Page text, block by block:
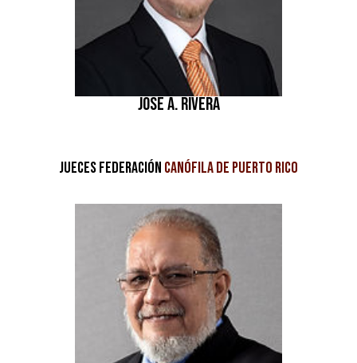
JOSE A. RIVERA
JUECES FEDERACIÓN CANÓFILA DE PUERTO RICO